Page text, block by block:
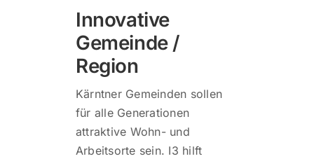
Innovative
Gemeinde /
Region
Kärntner Gemeinden sollen
für alle Generationen
attraktive Wohn- und
Arbeitsorte sein. I3 hilft